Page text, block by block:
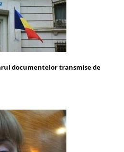
documentelor transmise de